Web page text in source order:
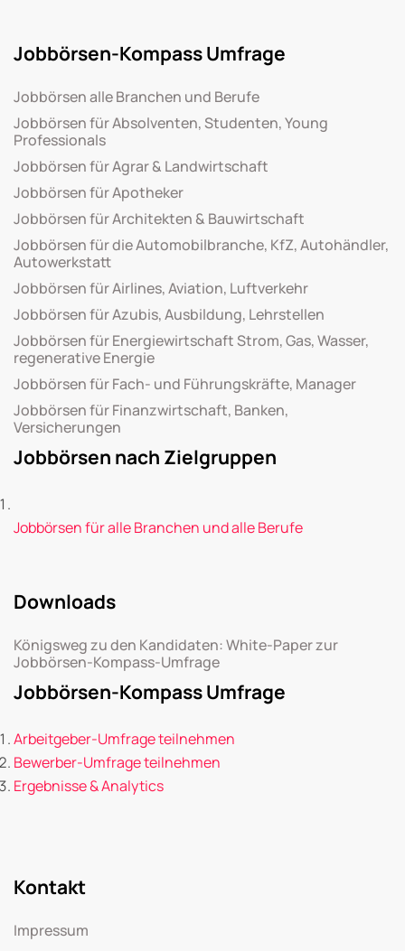
Jobbörsen-Kompass Umfrage
Jobbörsen alle Branchen und Berufe
Jobbörsen für Absolventen, Studenten, Young
Professionals
Jobbörsen für Agrar & Landwirtschaft
Jobbörsen für Apotheker
Jobbörsen für Architekten & Bauwirtschaft
Jobbörsen für die Automobilbranche, KfZ, Autohändler,
Autowerkstatt
Jobbörsen für Airlines, Aviation, Luftverkehr
Jobbörsen für Azubis, Ausbildung, Lehrstellen
Jobbörsen für Energiewirtschaft Strom, Gas, Wasser,
regenerative Energie
Jobbörsen für Fach- und Führungskräfte, Manager
Jobbörsen für Finanzwirtschaft, Banken,
Versicherungen
Jobbörsen nach Zielgruppen
Jobbörsen für alle Branchen und alle Berufe
Downloads
Königsweg zu den Kandidaten: White-Paper zur
Jobbörsen-Kompass-Umfrage
Jobbörsen-Kompass Umfrage
Arbeitgeber-Umfrage teilnehmen
Bewerber-Umfrage teilnehmen
Ergebnisse & Analytics
Kontakt
Impressum